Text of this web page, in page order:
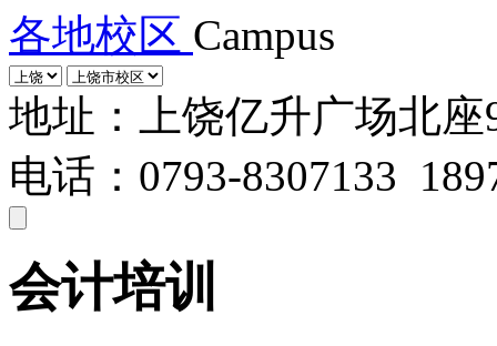
各地校区 Campus
地址：上饶亿升广场北
电话：0793-8307133
会计培训